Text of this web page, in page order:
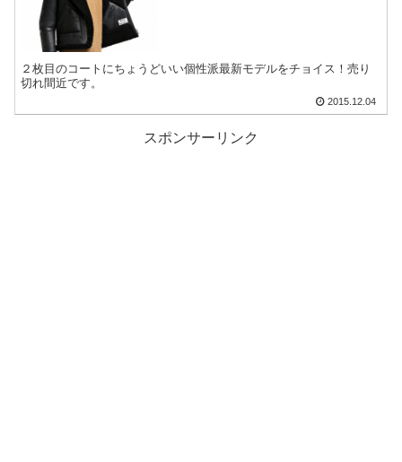
２枚目のコートにちょうどいい個性派最新モデルをチョイス！売り
切れ間近です。
2015.12.04
スポンサーリンク